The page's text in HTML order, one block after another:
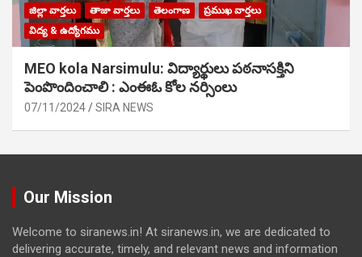
జిల్లా వార్తలు తాజా వార్తలు తెలంగాణ
ప్రముఖ వార్తలు
విద్య & ఉద్యోగము
MEO kola Narsimulu: విద్యార్థులు పఠ‌నాసక్తిని
పెంపొందించాలి : ఎంఈఓ కోల నర్సింలు
07/11/2024 SIRA NEWS
Our Mission
Welcome to siranews.in! At siranews.in, we are dedicated to
delivering accurate, timely, and relevant news and information